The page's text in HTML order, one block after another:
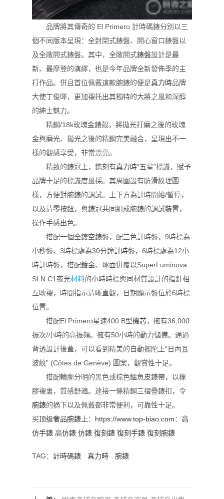
品牌將其傳奇的 El Primero 計時碼錶分別以三
個不同版本呈現：全封閉式錶盤、開心窗口錶盤以
及全敞開式錶盤。其中，全敞開式錶盤設計是最
新、最摩登的演繹，也是今年品牌全新發佈季的主
打作品。併且首位佩戴這款腕錶的便是真力時品牌
大使丁俊暉，更加襯托出其獨特的大將之風和深醇
的紳士魅力。
精鋼/18k玫瑰金錶殼，將拋光打磨之後的玫瑰
金與磨光、拋光之後的精鋼完美融合，呈現出不一
樣的觀感享受，非常漂亮。
精致的錶冠上，鐫刻有真力時“五星”標識，賦予
品牌十足的標識度風採。其周圍設有防滑紋理圖
樣，方便對腕錶的調試。上下方為計時開始/暫停，
以及清零按鈕，與錶冠共同組成腕錶的調試裝置，
操作手感出色。
搭配一個全鏤空錶盤，配三色計時盤，9時標為
小秒盤、3時標處為30分鐘計時盤，6時標處為12小
時計時盤，搭配鍍金、琢面併覆以SuperLuminova
SLN C1夜光材料的小時時標與同材質設計的指針相
互映襯，時間指示清晰直觀，日期顯示盤位於6時標
位置。
搭配El Primero星速400 B型機芯，擁有36,000
振次/小時的高振頻。擁有50小時的動力儲備。通過
背透設計後蓋，可以看到精美的自動擺陀上“日內瓦
波紋” (Côtes de Genève) 圖案，觀賞性十足。
搭配輪廓分明的黑色或棕色鱷魚皮錶帶，以橡
膠襯裏，質感舒適。連接一條精鋼三摺疊錶扣，令
腕錶的摘下以及佩戴都非常便利，可靠性十足。
买顶级奢品腕錶 上： https://www.top-biao.com： 高
仿手錶 高仿錶 仿錶 復刻錶 復刻手錶 復刻腕錶
TAG： 計時碼錶 真力時 腕錶